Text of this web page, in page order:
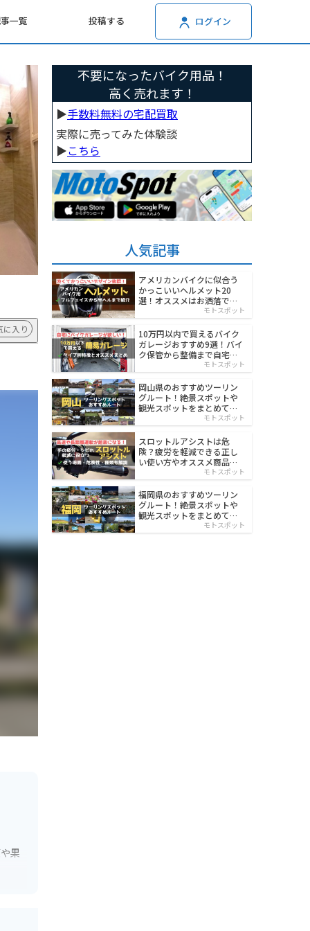
一覧 投稿する ログイン
に入り
果
不要になったバイク用品！
高く売れます！
▶︎手数料無料の宅配買取
実際に売ってみた体験談
▶︎こちら
人気記事
アメリカンバイクに似合う
かっこいいヘルメット20
選！オススメはお洒落でワ
モトスポット
10万円以内で買えるバイク
ガレージおすすめ9選！バイ
ク保管から整備まで自宅で
モトスポット
岡山県のおすすめツーリン
グルート！絶景スポットや
観光スポットをまとめて紹
モトスポット
スロットルアシストは危
険？疲労を軽減できる正し
い使い方やオススメ商品を
モトスポット
福岡県のおすすめツーリン
グルート！絶景スポットや
観光スポットをまとめて紹
モトスポット